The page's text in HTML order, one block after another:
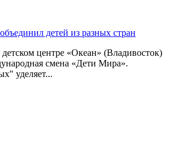
детей из разных стран
центре «Океан» (Владивосток)
смена «Дети Мира».
уделяет...